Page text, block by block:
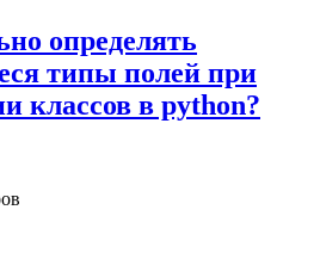
определять
типы полей при
классов в python?